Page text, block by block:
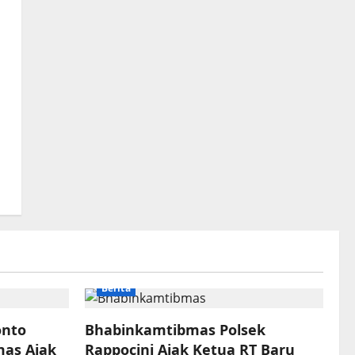
Ajak
Berita
Bhabinkamtibmas Polsek
Rappocini Ajak Ketua RT Baru